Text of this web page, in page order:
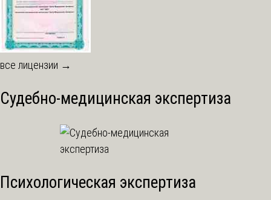
все лицензии →
Судебно-медицинская экспертиза
Психологическая экспертиза